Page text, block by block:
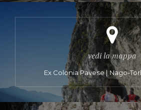
vedi la mappa
Ex Colonia Pavese | Nago-